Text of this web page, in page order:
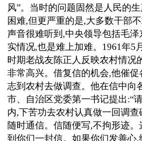
风”。当时的问题固然是人民的
困难,但更严重的是,大多数干部
声音很难听到 ,中央领导包括毛
实情况,也是难上加难。 1961年5 月
时期老战友陈正人反映农村情况
非常高兴。借复信的机会,他催促
志到农村去做调查。他在信中向
市、自治区党委第一书记提出:“
内,下苦功去农村认真做一回调查
随时通信。信随便写,不拘形迹。
到你们一封信。如果你们发善心,